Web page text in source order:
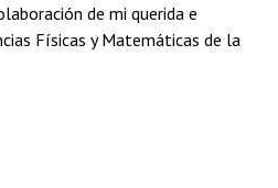
de mi querida e
Físicas y Matemáticas de la